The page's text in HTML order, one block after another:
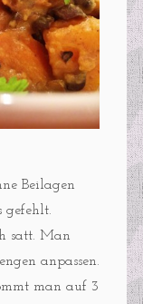
Beilagen
gefehlt.
satt. Man
anpassen.
man auf 3